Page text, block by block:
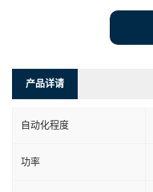
产品详请
自动化程度
功率